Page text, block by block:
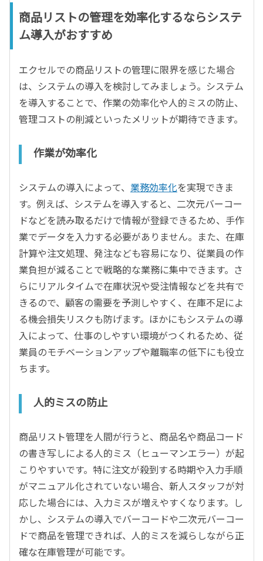
商品リストの管理を効率化するならシステ
ム導入がおすすめ
エクセルでの商品リストの管理に限界を感じた場合
は、システムの導入を検討してみましょう。システム
を導入することで、作業の効率化や人的ミスの防止、
管理コストの削減といったメリットが期待できます。
作業が効率化
システムの導入によって、 業務効率化を実現できま
す。例えば、システムを導入すると、二次元バーコー
ドなどを読み取るだけで情報が登録できるため、手作
業でデータを入力する必要がありません。また、在庫
計算や注文処理、発注なども容易になり、従業員の作
業負担が減ることで戦略的な業務に集中できます。さ
らにリアルタイムで在庫状況や受注情報などを共有で
きるので、顧客の需要を予測しやすく、在庫不足によ
る機会損失リスクも防げます。ほかにもシステムの導
入によって、仕事のしやすい環境がつくれるため、従
業員のモチベーションアップや離職率の低下にも役立
ちます。
人的ミスの防止
商品リスト管理を人間が行うと、商品名や商品コード
の書き写しによる人的ミス（ヒューマンエラー）が起
こりやすいです。特に注文が殺到する時期や入力手順
がマニュアル化されていない場合、新人スタッフが対
応した場合には、入力ミスが増えやすくなります。し
かし、システムの導入でバーコードや二次元バーコー
ドで商品を管理できれば、人的ミスを減らしながら正
確な在庫管理が可能です。